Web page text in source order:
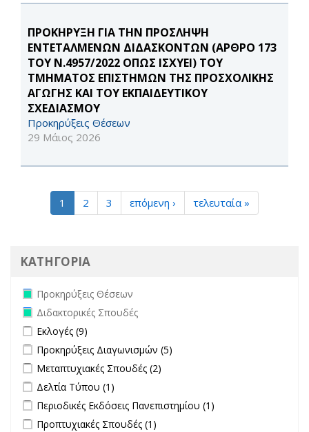
ΠΡΟΚΗΡΥΞΗ ΓΙΑ ΤΗΝ ΠΡΟΣΛΗΨΗ
ΕΝΤΕΤΑΛΜΕΝΩΝ ΔΙΔΑΣΚΟΝΤΩΝ (ΑΡΘΡΟ 173
ΤΟΥ Ν.4957/2022 ΟΠΩΣ ΙΣΧΥΕΙ) ΤΟΥ
ΤΜΗΜΑΤΟΣ ΕΠΙΣΤΗΜΩΝ ΤΗΣ ΠΡΟΣΧΟΛΙΚΗΣ
ΑΓΩΓΗΣ ΚΑΙ ΤΟΥ ΕΚΠΑΙΔΕΥΤΙΚΟΥ
ΣΧΕΔΙΑΣΜΟΥ
Προκηρύξεις Θέσεων
29 Μάιος 2026
1 2 3 επόμενη › τελευταία »
ΚΑΤΗΓΟΡΙΑ
Remove Προκηρύξεις Θέσεων filter
Προκηρύξεις Θέσεων
Remove Διδακτορικές Σπουδές filter
Διδακτορικές Σπουδές
Apply Εκλογές filter
Εκλογές (9)
Apply Προκηρύξεις Διαγωνισμών filter
Προκηρύξεις Διαγωνισμών (5)
Apply Μεταπτυχιακές Σπουδές filter
Μεταπτυχιακές Σπουδές (2)
Apply Δελτία Τύπου filter
Δελτία Τύπου (1)
Apply Περιοδικές Εκδόσεις Πανεπιστημίου filter
Περιοδικές Εκδόσεις Πανεπιστημίου (1)
Apply Προπτυχιακές Σπουδές filter
Προπτυχιακές Σπουδές (1)